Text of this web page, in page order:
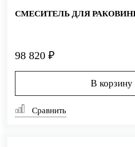
СМЕСИТЕЛЬ ДЛЯ
98 820 ₽
В корзину
Сравнить